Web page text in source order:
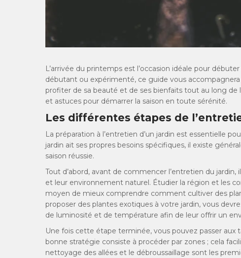
L’arrivée du printemps est l’occasion idéale pour
débutant ou expérimenté, ce guide vous
profiter de sa beauté et de ses bienfaits tout au long de
et astuces pour démarrer la saison en toute sérénité.
Les différentes étapes de
La préparation à l’entretien d’un jardin est essentielle
jardin ait ses propres besoins spécifiques, il existe
saison réussie.
Tout d’abord, avant de commencer l’entretien du
et leur environnement naturel. Étudier la région et les
moyen de mieux comprendre comment cultiver des
proposer des plantes exotiques à votre jardin, vous
de luminosité et de température afin de leur offrir un
Une fois cette étape terminée, vous pouvez passer aux
bonne stratégie consiste à procéder par zones ; cela
nettoyage des allées et le débroussaillage sont les